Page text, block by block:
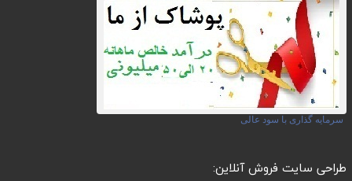
سرمایه گذاری با سود عالی
طراحی سایت فروش آنلاین: